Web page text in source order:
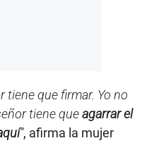
tiene que firmar. Yo no
tiene queagarrar el
”, afirma la mujer